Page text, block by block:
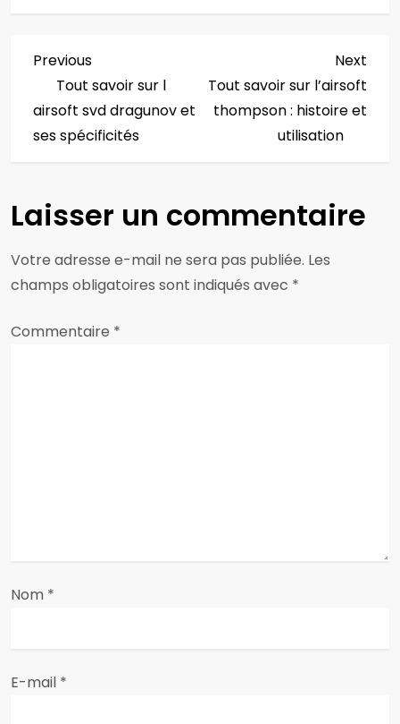
N
a
v
g
a
t
i
t
Previous
Post
Previous
Tout savoir sur l
airsoft svd dragunov et
ses spécificités
Next
Tout savoir sur l’airsoft
thompson : histoire et
utilisation
Laisser un commentaire
Votre adresse e-mail ne sera pas publiée. Les
champs obligatoires sont indiqués avec *
Commentaire *
Nom *
E-mail *